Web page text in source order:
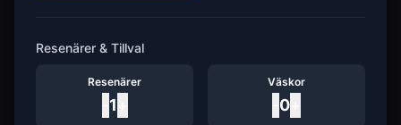
Resenärer & Tillval
Resenärer
1
Väskor
0